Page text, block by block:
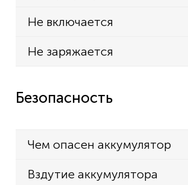
Не включается
Не заряжается
Безопасность
Чем опасен аккумулятор
Вздутие аккумулятора